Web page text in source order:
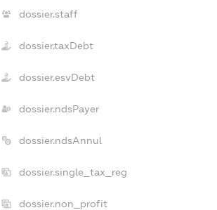
dossier.staff
dossier.taxDebt
dossier.esvDebt
dossier.ndsPayer
dossier.ndsAnnul
dossier.single_tax_reg
dossier.non_profit